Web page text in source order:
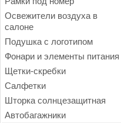
Освежители воздуха в
салоне
Подушка с логотипом
Фонари и элементы питания
Щетки-скребки
Салфетки
Шторка солнцезащитная
Автобагажники